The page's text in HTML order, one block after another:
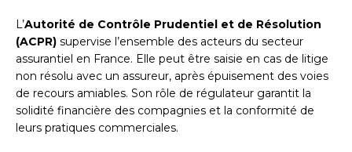
L’Autorité de Contrôle Prudentiel et de Résolution
(ACPR) supervise l’ensemble des acteurs du secteur
assurantiel en France. Elle peut être saisie en cas de litige
non résolu avec un assureur, après épuisement des voies
de recours amiables. Son rôle de régulateur garantit la
solidité financière des compagnies et la conformité de
leurs pratiques commerciales.